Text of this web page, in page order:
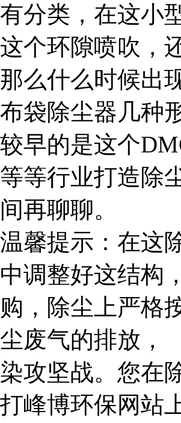
有分类，在这小
这个环隙喷吹，
那么什么时候出
布袋除尘器几种
较早的是这个
等等行业打造除
间再聊聊。
温馨提示：在这
中调整好这结构
购，除尘上严格
尘废气的排放，
染攻坚战。您在
打峰博环保网站